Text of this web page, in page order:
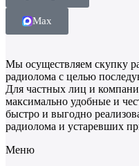
Max
Мы осуществляем скупку
радиолома с целью
Для частных лиц и
максимально удобные и
быстро и выгодно
радиолома и устаревших
Меню